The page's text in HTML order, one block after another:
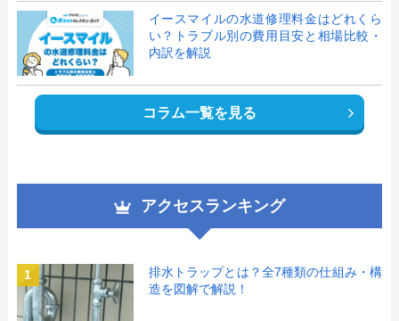
イースマイルの水道修理料金はどれくら
い？トラブル別の費用目安と相場比較・
内訳を解説
コラム一覧を見る
アクセスランキング
1
排水トラップとは？全7種類の仕組み・構
造を図解で解説！